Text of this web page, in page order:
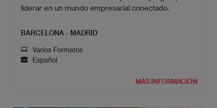
liderar en un mundo empresarial conectado.
BARCELONA - MADRID
Varios Formatos
Español
MÁS INFORMACIÓN